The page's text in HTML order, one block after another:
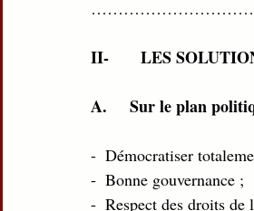
II-       LES
A.     Sur le plan
-  Démocratiser
-  Bonne gouvernance ;
-  Respect des droits de